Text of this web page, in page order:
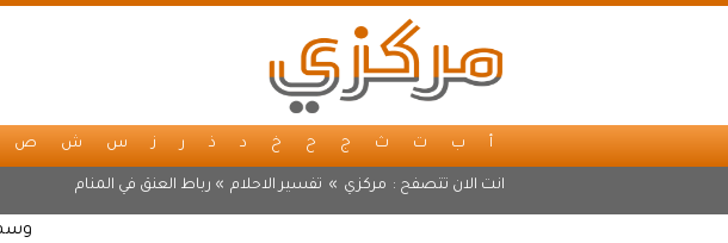
أ ب ت ث ج ح خ د ذ ر ز س ش ص
انت الان تتصفح : مركزي » تفسير الاحلام » رباط العنق في المنام